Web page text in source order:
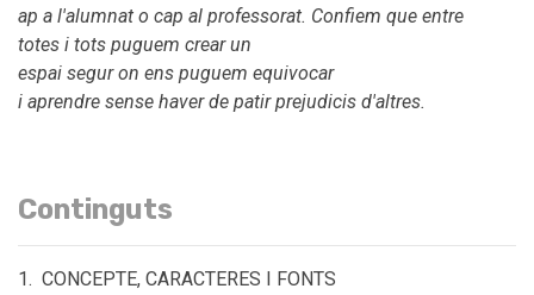
ap a l'alumnat o cap al professorat. Confiem que entre
totes i tots puguem crear un
espai segur on ens puguem equivocar
i aprendre sense haver de patir prejudicis d'altres.
Continguts
1. CONCEPTE, CARACTERES I FONTS